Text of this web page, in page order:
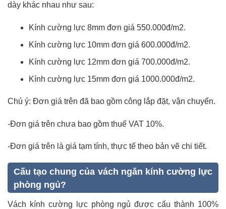
dày khác nhau như sau:
Kính cường lực 8mm đơn giá 550.000đ/m2.
Kính cường lực 10mm đơn giá 600.000đ/m2.
Kính cường lực 12mm đơn giá 700.000đ/m2.
Kính cường lực 15mm đơn giá 1000.000đ/m2.
Chú ý: Đơn giá trên đã bao gồm công lắp đặt, vận chuyển.
-Đơn giá trên chưa bao gồm thuế VAT 10%.
-Đơn giá trên là giá tạm tính, thực tế theo bản vẽ chi tiết.
Cấu tạo chung của vách ngăn kính cường lực
phòng ngủ?
Vách kính cường lực phòng ngủ được cấu thành 100%